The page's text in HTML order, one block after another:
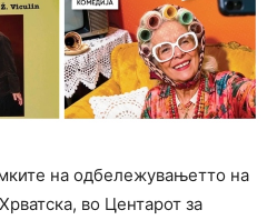
на одбележувањетто на
во Центарот за